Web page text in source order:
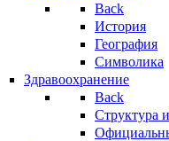
Back
История
География
Символика
Здравоохранение
Back
Структура